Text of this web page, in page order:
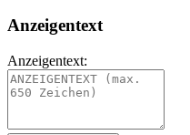
Anzeigentext
Anzeigentext: